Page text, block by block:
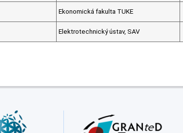
Ekonomická fakulta TUKE
Elektrotechnický ústav, SAV